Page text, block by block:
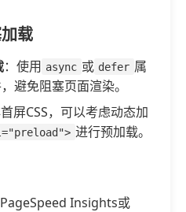
载
：使用 async 或 defer 属
避免阻塞页面渲染。
屏CSS，可以考虑动态加
进行预加载。
Insights或